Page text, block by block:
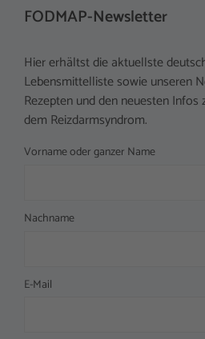
FODMAP-Newsletter
Hier erhältst die aktuellste
Lebensmittelliste sowie unseren
Rezepten und den neuesten
dem Reizdarmsyndrom.
Vorname oder ganzer Name
Nachname
E-Mail